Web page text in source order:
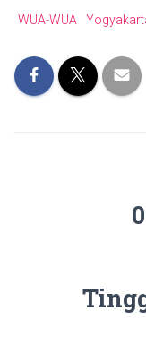
WUA-WUA